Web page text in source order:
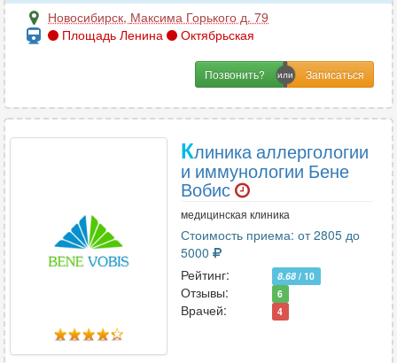
Новосибирск, Максима Горького д. 79
Площадь Ленина
Октябрьская
Позвонить?
Клиника аллергологии
и иммунологии Бене
Вобис
медицинская клиника
Стоимость приема: от 2805 до
5000
Рейтинг:
8.68 / 10
Отзывы: 6
Врачей: 4